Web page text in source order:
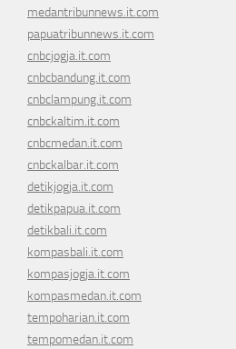
medantribunnews.it.com
papuatribunnews.it.com
cnbcjogja.it.com
cnbcbandung.it.com
cnbclampung.it.com
cnbckaltim.it.com
cnbcmedan.it.com
cnbckalbar.it.com
detikjogja.it.com
detikpapua.it.com
detikbali.it.com
kompasbali.it.com
kompasjogja.it.com
kompasmedan.it.com
tempoharian.it.com
tempomedan.it.com